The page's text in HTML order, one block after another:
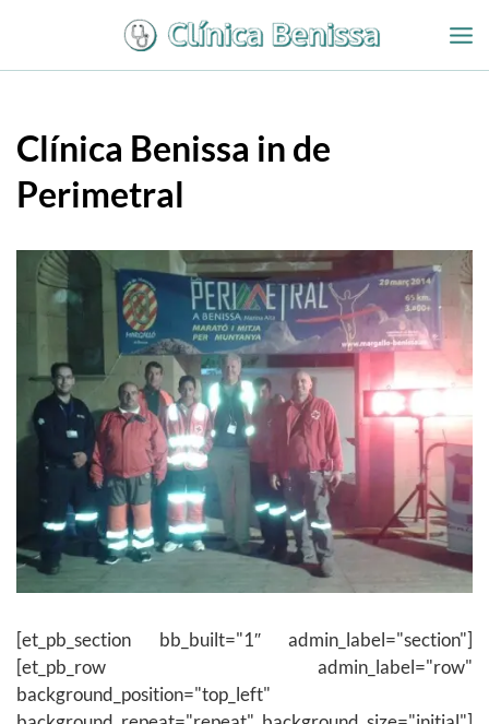
inhoud
Clínica Benissa in de
Perimetral
[et_pb_section bb_built="1″ admin_label="section"]
[et_pb_row admin_label="row"
background_position="top_left"